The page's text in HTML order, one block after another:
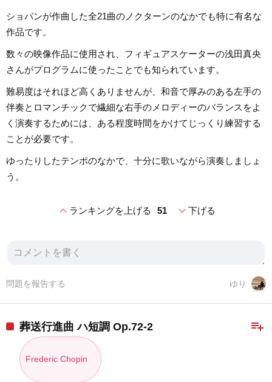
ショパンが作曲した全21曲のノクターンのなかでも特に有名な
作品です。
数々の映像作品に使用され、フィギュアスケーターの浅田真央
さんがプログラムに使ったことでも知られています。
難易度はそれほど高くありませんが、和音で厚みのある左手の
伴奏とロマンチックで繊細な右手のメロディーのバランスをよ
く演奏するためには、ある程度時間をかけてじっくり練習する
ことが必要です。
ゆったりしたテンポのなかで、十分に歌いながら演奏しましょ
う。
expand_lessランキングを上げる 51 expand_more下げる
ゆり
問題を報告する
playlist_add
葬送行進曲 ハ短調 Op.72-2
Frederic Chopin